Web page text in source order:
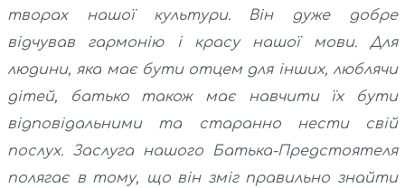
творах нашої культури. Він дуже добре
відчував гармонію і красу нашої мови. Для
людини, яка має бути отцем для інших, люблячи
дітей, батько також має навчити їх бути
відповідальними та старанно нести свій
послух. Заслуга нашого Батька-Предстоятеля
полягає в тому, що він зміг правильно знайти